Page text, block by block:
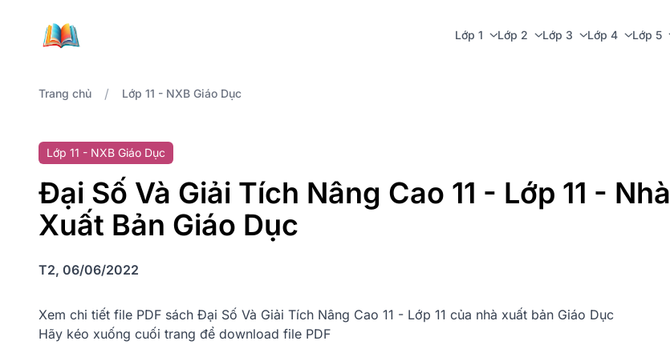
Lớp 1 Lớp 2 Lớp 3 Lớp 4 Lớp 5
Trang chủ / Lớp 11 - NXB Giáo Dục
Lớp 11 - NXB Giáo Dục
Đại Số Và Giải Tích Nâng Cao 11 - Lớp 11 - Nhà
Xuất Bản Giáo Dục
T2, 06/06/2022
Xem chi tiết file PDF sách Đại Số Và Giải Tích Nâng Cao 11 - Lớp 11 của nhà xuất bản Giáo Dục
Hãy kéo xuống cuối trang để download file PDF